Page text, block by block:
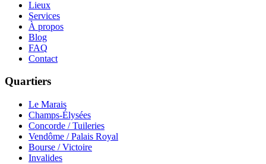
Lieux
Services
À propos
Blog
FAQ
Contact
Quartiers
Le Marais
Champs-Élysées
Concorde / Tuileries
Vendôme / Palais Royal
Bourse / Victoire
Invalides